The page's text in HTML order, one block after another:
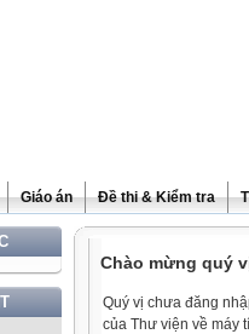
Giáo án Đề thi & Kiểm tra
Chào mừng quý
Quý vị chưa đăng
của Thư viện về máy